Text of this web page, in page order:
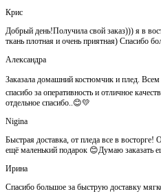
Крис
Добрый день!Получила свой заказ))) я в
ткань плотная и очень приятная) Спасибо
Александра
Заказала домашний костюмчик и плед.
спасибо за оперативность и отличное
отдельное спасибо..😊💛
Nigina
Быстрая доставка, от пледа все в
ещё маленький подарок 😊Думаю заказать
Ирина
Спасибо большое за быструю доставку